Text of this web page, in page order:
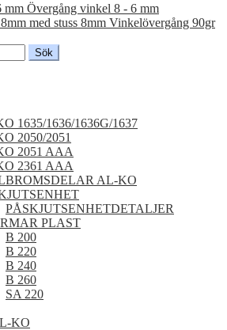
Övergång vinkel 8 - 6 mm
Vinkelövergång 90gr
Sök
1635/1636/1636G/1637
2050/2051
2051 AAA
2361 AAA
AL-KO
PÅSKJUTSENHETDETALJER
PLAST
B 200
B 220
B 240
B 260
SA 220
KO